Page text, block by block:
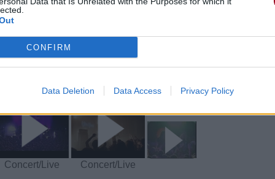
CONFIRM
Data Deletion Data Access Privacy Policy
au meilleur prix sur
Commentaires
Concert/Live Concert/Live